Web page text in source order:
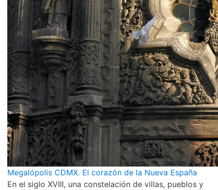
Megalópolis CDMX. El corazón de la Nueva España
En el siglo XVIII, una constelación de villas, pueblos y